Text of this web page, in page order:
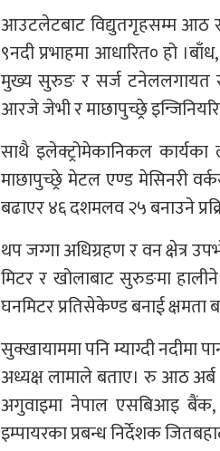
आउटलेटबाट विद्युतगृहसम्म आठ
९नदी प्रभाहमा आधारित० हो
मुख्य सुरुङ र सर्ज टनेललगायत
आरजे जेभी र माछापुच्छ्रे
साथै इलेक्ट्रोमेकानिकल
माछापुच्छ्रे मेटल एण्ड मेसिनरी
बढाएर ४६ दशमलव २५ बनाउने
थप जग्गा अधिग्रहण र वन क्षेत्र
मिटर र खोलाबाट सुरुङमा
घनमिटर प्रतिसेकेण्ड बनाई क्षमता
सुक्खायाममा पनि म्याग्दी नदीमा
अध्यक्ष लामाले बताए। रु आठ
अगुवाइमा नेपाल एसबिआइ बैंक,
इम्पायरका प्रबन्ध निर्देशक